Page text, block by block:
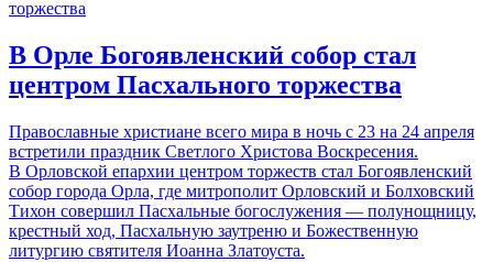
В Орле Богоявленский собор стал
центром Пасхального торжества
Православные христиане всего мира в ночь с 23 на 24 апреля
встретили праздник Светлого Христова Воскресения.
В Орловской епархии центром торжеств стал Богоявленский
собор города Орла, где митрополит Орловский и Болховский
Тихон совершил Пасхальные богослужения — полунощницу,
крестный ход, Пасхальную заутреню и Божественную
литургию святителя Иоанна Златоуста.